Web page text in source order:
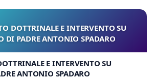
DOTTRINALE E INTERVENTO SU
DI PADRE ANTONIO SPADARO
E INTERVENTO SU
ANTONIO SPADARO